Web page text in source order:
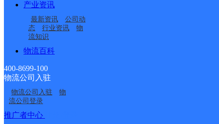
产业资讯
最新资讯
公司动
态
行业资讯
物
流知识
物流百科
400-8699-100
物流公司入驻
物流公司入驻
物
流公司登录
推广者中心
合肥瑶海新站网点
极兔速递
合肥市风影供应链管理
派送范围: